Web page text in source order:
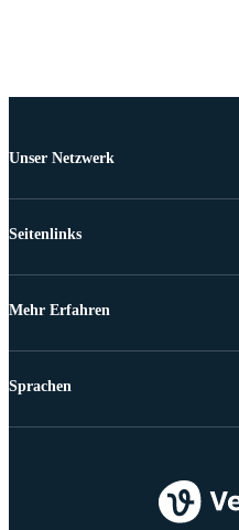
Unser Netzwerk
Seitenlinks
Mehr Erfahren
Sprachen